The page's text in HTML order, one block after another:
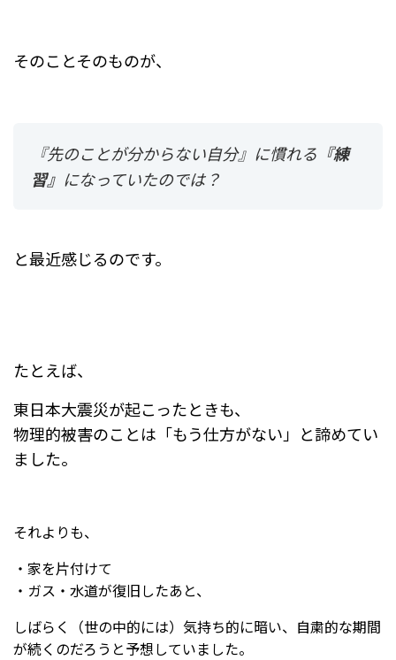
そのことそのものが、
『先のことが分からない自分』に慣れる 『練
習』 になっていたのでは？
と最近感じるのです。
たとえば、
東日本大震災が起こったときも、
物理的被害のことは「もう仕方がない」と諦めてい
ました。
それよりも、
・家を片付けて
・ガス・水道が復旧したあと、
しばらく（世の中的には）気持ち的に暗い、自粛的な期間
が続くのだろうと予想していました。